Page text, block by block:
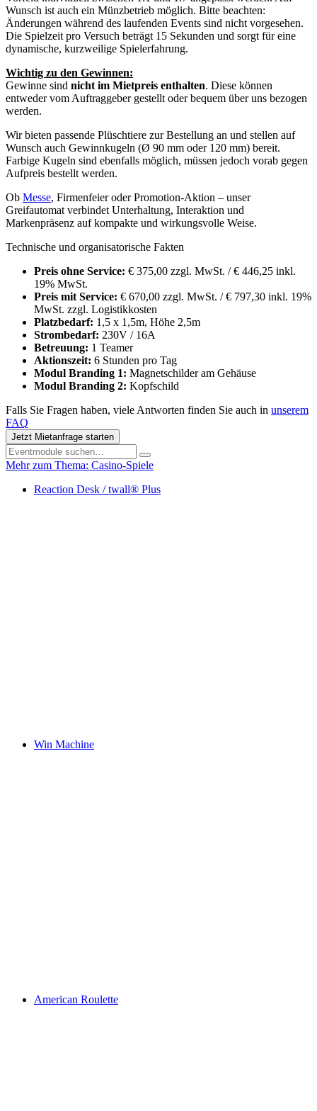
Wunsch ist auch ein Münzbetrieb möglich. Bitte beachten:
Änderungen während des laufenden Events sind nicht vorgesehen.
Die Spielzeit pro Versuch beträgt 15 Sekunden und sorgt für eine
dynamische, kurzweilige Spielerfahrung.
Wichtig zu den Gewinnen:
Gewinne sind nicht im Mietpreis enthalten. Diese können
entweder vom Auftraggeber gestellt oder bequem über uns bezogen
werden.
Wir bieten passende Plüschtiere zur Bestellung an und stellen auf
Wunsch auch Gewinnkugeln (Ø 90 mm oder 120 mm) bereit.
Farbige Kugeln sind ebenfalls möglich, müssen jedoch vorab gegen
Aufpreis bestellt werden.
Ob Messe, Firmenfeier oder Promotion-Aktion – unser
Greifautomat verbindet Unterhaltung, Interaktion und
Markenpräsenz auf kompakte und wirkungsvolle Weise.
Technische und organisatorische Fakten
Preis ohne Service: € 375,00 zzgl. MwSt. / € 446,25 inkl.
19% MwSt.
Preis mit Service: € 670,00 zzgl. MwSt. / € 797,30 inkl. 19%
MwSt. zzgl. Logistikkosten
Platzbedarf: 1,5 x 1,5m, Höhe 2,5m
Strombedarf: 230V / 16A
Betreuung: 1 Teamer
Aktionszeit: 6 Stunden pro Tag
Modul Branding 1: Magnetschilder am Gehäuse
Modul Branding 2: Kopfschild
Falls Sie Fragen haben, viele Antworten finden Sie auch in unserem
FAQ
Jetzt Mietanfrage starten
Mehr zum Thema: Casino-Spiele
Reaction Desk / twall® Plus
Win Machine
American Roulette